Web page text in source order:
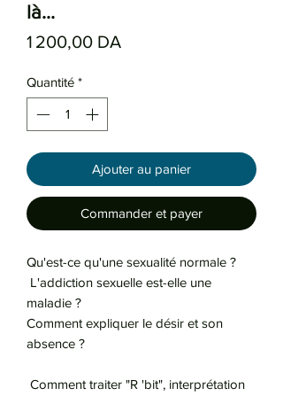
là...
1 200,00 DA
Quantité *
Ajouter au panier
Commander et payer
Qu'est-ce qu'une sexualité normale ?
L'addiction sexuelle est-elle une
maladie ?
Comment expliquer le désir et son
absence ?
Comment traiter "R 'bit", interprétation